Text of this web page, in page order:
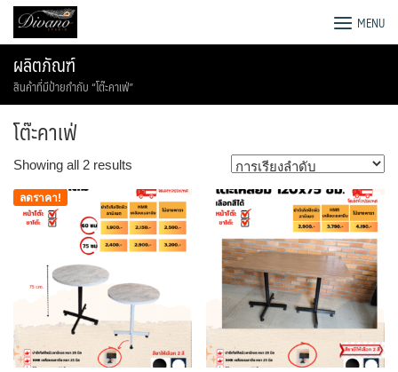
Skipโรงงานโซฟา เตียง ชุดโต๊ะอาหาร MENU
ผลิตภัณฑ์
สินค้าที่มีป้ายกำกับ “โต๊ะคาเฟ่”
โต๊ะคาเฟ่
Showing all 2 results
ลดราคา!